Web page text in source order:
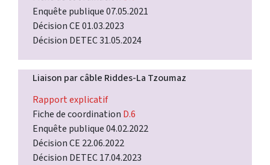
Enquête publique 07.05.2021
Décision CE 01.03.2023
Décision DETEC 31.05.2024
Liaison par câble Riddes-La Tzoumaz
Rapport explicatif
Fiche de coordination D.6
Enquête publique 04.02.2022
Décision CE 22.06.2022
Décision DETEC 17.04.2023